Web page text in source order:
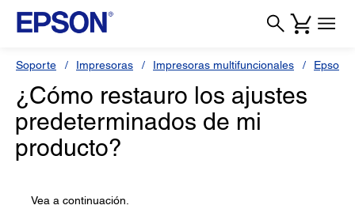
Soporte Impresoras Impresoras multifuncionales Epson L
¿Cómo restauro los ajustes
predeterminados de mi
producto?
Vea a continuación.